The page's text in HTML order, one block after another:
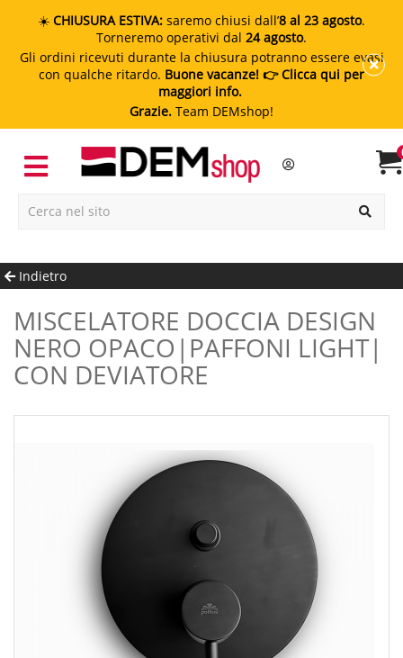
☀️ CHIUSURA ESTIVA: saremo chiusi dall’8 al 23 agosto.
Torneremo operativi dal 24 agosto.
Gli ordini ricevuti durante la chiusura potranno essere evasi
con qualche ritardo. Buone vacanze! 👉 Clicca qui per
maggiori info.
Grazie. Team DEMshop!
Indietro
MISCELATORE DOCCIA DESIGN
NERO OPACO|PAFFONI LIGHT|
CON DEVIATORE